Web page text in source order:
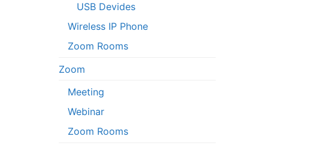
USB Devides
Wireless IP Phone
Zoom Rooms
Zoom
Meeting
Webinar
Zoom Rooms